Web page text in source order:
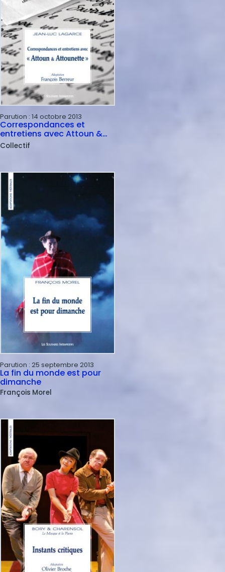
Parution : 14 octobre 2013
Correspondances et
entretiens avec Attoun &
Attounette"
Collectif
Parution : 25 septembre 2013
La fin du monde est pour
dimanche
François Morel